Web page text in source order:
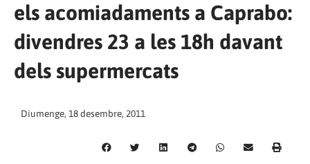
els acomiadaments a Caprabo:
divendres 23 a les 18h davant
dels supermercats
Diumenge, 18 desembre, 2011